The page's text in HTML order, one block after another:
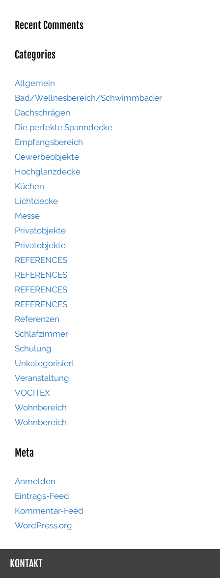
Recent Comments
Categories
Allgemein
Bad/Wellnesbereich/Schwimmbäder
Dachschrägen
Die perfekte Spanndecke
Empfangsbereich
Gewerbeobjekte
Hochglanzdecke
Küchen
Lichtdecke
Messe
Privatobjekte
Privatobjekte
REFERENCES
REFERENCES
REFERENCES
REFERENCES
Referenzen
Schlafzimmer
Schulung
Unkategorisiert
Veranstaltung
VOCITEX
Wohnbereich
Wohnbereich
Meta
Anmelden
Eintrags-Feed
Kommentar-Feed
WordPress.org
KONTAKT